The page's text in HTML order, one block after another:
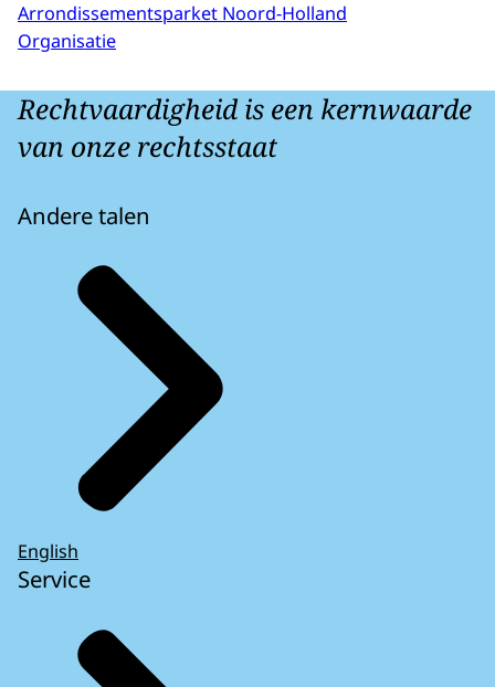
Arrondissementsparket Noord-Holland
Organisatie
Rechtvaardigheid is een kernwaarde
van onze rechtsstaat
Andere talen
English
Service